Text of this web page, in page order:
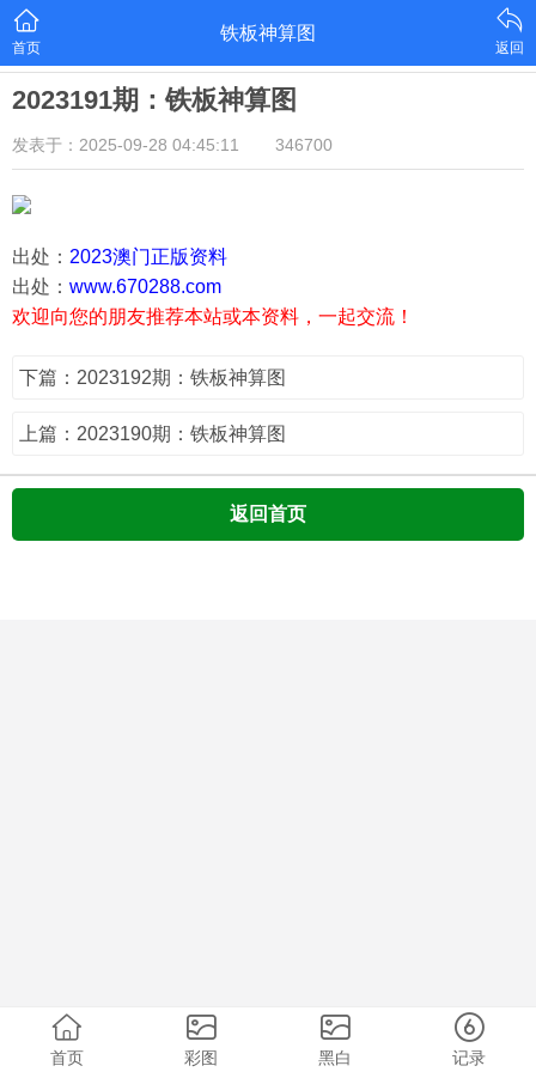
首页
铁板神算图
返回
2023191期：铁板神算图
发表于：2025-09-28 04:45:11 346700
出处： 2023澳门正版资料
出处： www.670288.com
欢迎向您的朋友推荐本站或本资料，一起交流！
下篇：2023192期：铁板神算图
上篇：2023190期：铁板神算图
返回首页
首页 彩图 黑白 记录